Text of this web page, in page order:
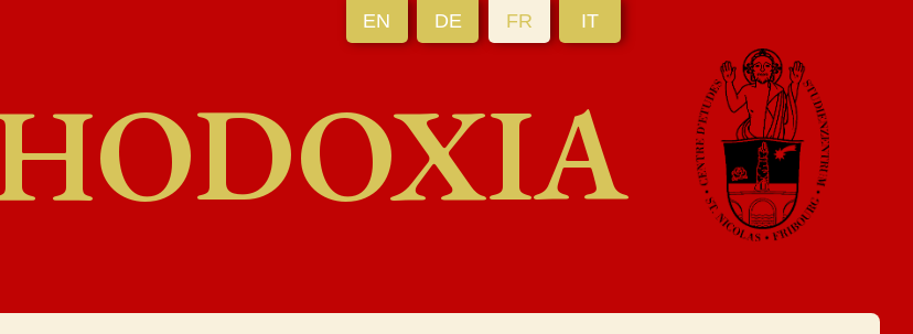
EN DE FR IT